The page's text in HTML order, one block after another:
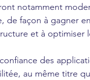
notamment
de façon à gagner
et à optimiser
des
au même titre